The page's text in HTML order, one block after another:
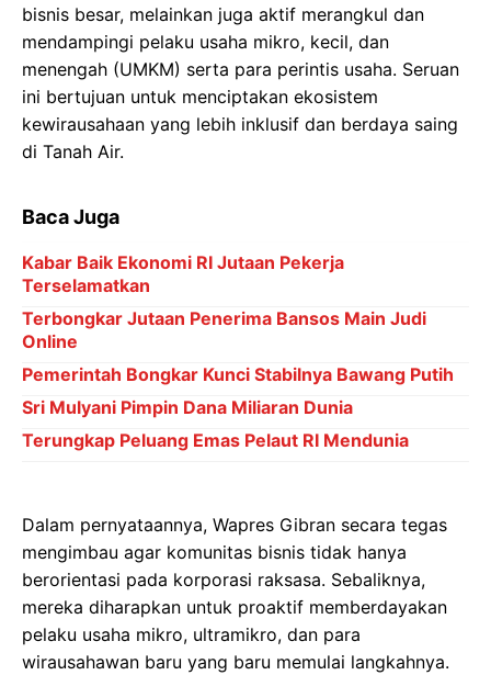
bisnis besar, melainkan juga aktif merangkul dan
mendampingi pelaku usaha mikro, kecil, dan
menengah (UMKM) serta para perintis usaha. Seruan
ini bertujuan untuk menciptakan ekosistem
kewirausahaan yang lebih inklusif dan berdaya saing
di Tanah Air.
Baca Juga
Kabar Baik Ekonomi RI Jutaan Pekerja
Terselamatkan
Terbongkar Jutaan Penerima Bansos Main Judi
Online
Pemerintah Bongkar Kunci Stabilnya Bawang Putih
Sri Mulyani Pimpin Dana Miliaran Dunia
Terungkap Peluang Emas Pelaut RI Mendunia
Dalam pernyataannya, Wapres Gibran secara tegas
mengimbau agar komunitas bisnis tidak hanya
berorientasi pada korporasi raksasa. Sebaliknya,
mereka diharapkan untuk proaktif memberdayakan
pelaku usaha mikro, ultramikro, dan para
wirausahawan baru yang baru memulai langkahnya.